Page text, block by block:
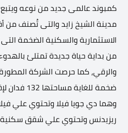
كمبوند عالمى جديد من نوعه
مدينة الشيخ زايد والتى تُصنف من
الاستثمارية والسكنية الضخمة
من بداية حياة جديدة تمتلئ
والرقي، كما حرصت الشركة
ضخمة
وهما دي جويا فيلا وتحتوي علي
ريزيدنس وتحتوي علي شقق